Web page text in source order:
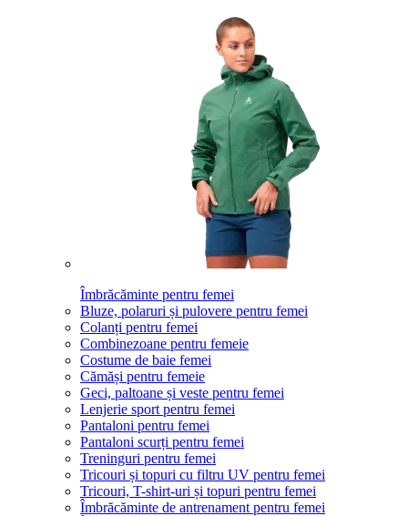
Îmbrăcăminte pentru femei
Bluze, polaruri și pulovere pentru femei
Colanți pentru femei
Combinezoane pentru femeie
Costume de baie femei
Cămăși pentru femeie
Geci, paltoane și veste pentru femei
Lenjerie sport pentru femei
Pantaloni pentru femei
Pantaloni scurți pentru femei
Treninguri pentru femei
Tricouri și topuri cu filtru UV pentru femei
Tricouri, T-shirt-uri și topuri pentru femei
Îmbrăcăminte de antrenament pentru femei